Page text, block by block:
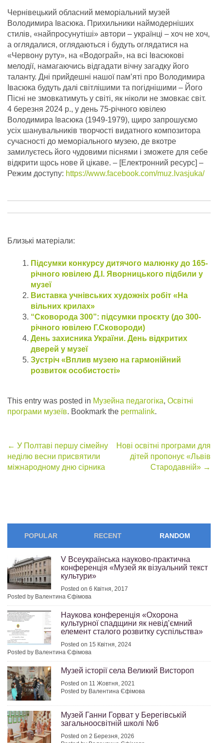
Чернівецький обласний меморіальний музей
Володимира Івасюка. Прихильники наймодерніших
стилів, «найпросунутіші» автори – українці – хоч не хоч,
а оглядалися, оглядаються і будуть оглядатися на
«Червону руту», на «Водограй», на всі Івасюкові
мелодії, намагаючись відгадати вічну загадку його
таланту. Дні прийдешні нашої пам’яті про Володимира
Івасюка будуть далі світлішими та погіднішими – Його
Пісні не змовкатимуть у світі, як ніколи не змовкає світ.
4 березня 2024 р., у день 75-річного ювілею
Володимира Івасюка (1949-1979), щиро запрошуємо
усіх шанувальників творчості видатного композитора
сучасності до меморіального музею, де вкотре
замилуєтесь його чудовими піснями і зможете для себе
відкрити щось нове й цікаве. – [Електронний ресурс] –
Режим доступу: https://www.facebook.com/muz.Ivasjuka/
Близькі матеріали:
Підсумки конкурсу дитячого малюнку до 165-
річного ювілею Д.І. Яворницького підбили у
музеї
Виставка учнівських художніх робіт «На
вільних крилах»
“Сковорода 300”: підсумки проєкту (до 300-
річного ювілею Г.Сковороди)
День захисника України. День відкритих
дверей у музеї
Зустріч «Вплив музею на гармонійний
розвиток особистості»
This entry was posted in Музейна педагогіка, Освітні
програми музеїв. Bookmark the permalink.
Post
navigation
← У Полтаві першу сімейну
неділю весни присвятили
міжнародному дню сірника
Нові освітні програми для
дітей пропонує «Львів
Стародавній» →
POPULAR RECENT RANDOM
V Всеукраїнська науково-практична
конференція «Музей як візуальний текст
культури»
Posted on 6 Квітня, 2017
Posted by Валентина Єфімова
Наукова конференція «Охорона
культурної спадщини як невід’ємний
елемент сталого розвитку суспільства»
Posted on 15 Квітня, 2024
Posted by Валентина Єфімова
Музей історії села Великий Вистороп
Posted on 11 Жовтня, 2021
Posted by Валентина Єфімова
Музей Ганни Горват у Берегівській
загальноосвітній школі №6
Posted on 2 Березня, 2026